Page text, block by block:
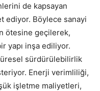
de kapsayan
ediyor. Böylece sanayi
ötesine geçilerek,
yapı inşa ediliyor.
sürdürülebilirlik
Enerji verimliliği,
işletme maliyetleri,